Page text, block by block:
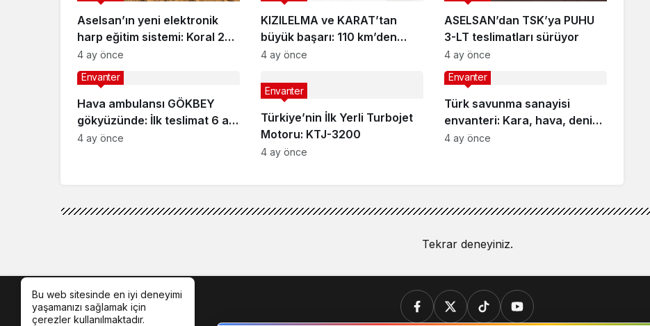
Aselsan’ın yeni elektronik
harp eğitim sistemi: Koral 23-
LT
4 ay önce
KIZILELMA ve KARAT’tan
büyük başarı: 110 km’den
tespit
4 ay önce
ASELSAN’dan TSK’ya PUHU
3-LT teslimatları sürüyor
4 ay önce
Hava ambulansı GÖKBEY
gökyüzünde: İlk teslimat 6 ay
içinde
Envanter
4 ay önce
Türkiye’nin İlk Yerli Turbojet
Motoru: KTJ-3200
Envanter
4 ay önce
Türk savunma sanayisi
envanteri: Kara, hava, deniz
ve füze sistemleri
Envanter
4 ay önce
Tekrar deneyiniz.
Bu web sitesinde en iyi deneyimi
yaşamanızı sağlamak için
çerezler kullanılmaktadır.